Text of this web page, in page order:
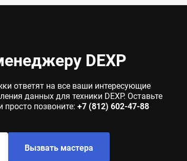
DEXP
ответят на все ваши интересующие
данных для техники DEXP. Оставьте
позвоните: +7 (812) 602-47-88
Вызвать мастера